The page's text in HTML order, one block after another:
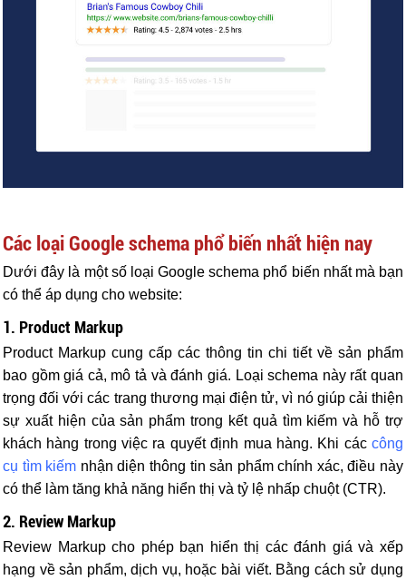
Các loại Google schema phổ biến nhất hiện nay
Dưới đây là một số loại Google schema phổ biến nhất mà bạn
có thể áp dụng cho website:
1. Product Markup
Product Markup cung cấp các thông tin chi tiết về sản phẩm
bao gồm giá cả, mô tả và đánh giá. Loại schema này rất quan
trọng đối với các trang thương mại điện tử, vì nó giúp cải thiện
sự xuất hiện của sản phẩm trong kết quả tìm kiếm và hỗ trợ
khách hàng trong việc ra quyết định mua hàng. Khi các công
cụ tìm kiếm nhận diện thông tin sản phẩm chính xác, điều này
có thể làm tăng khả năng hiển thị và tỷ lệ nhấp chuột (CTR).
2. Review Markup
Review Markup cho phép bạn hiển thị các đánh giá và xếp
hạng về sản phẩm, dịch vụ, hoặc bài viết. Bằng cách sử dụng